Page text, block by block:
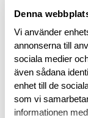
Denna
Vi använder
annonserna till
sociala medier
även sådana
enhet till de
som vi
informationen
RECENSIONER
OM
SKJORTOR